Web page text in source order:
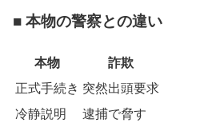
■ 本物の警察との違い
本物 詐欺
正式手続き 突然出頭要求
冷静説明
逮捕で脅す